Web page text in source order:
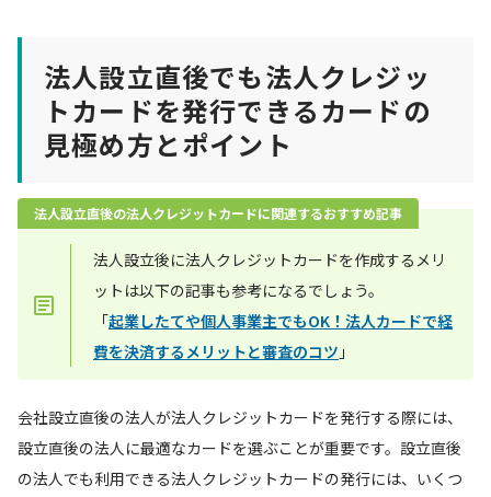
法人設立直後でも法人クレジッ
トカードを発行できるカードの
見極め方とポイント
法人設立直後の法人クレジットカードに関連するおすすめ記事
法人設立後に法人クレジットカードを作成するメリ
ットは以下の記事も参考になるでしょう。
「起業したてや個人事業主でもOK！法人カードで経
費を決済するメリットと審査のコツ 」
会社設立直後の法人が法人クレジットカードを発行する際には、
設立直後の法人に最適なカードを選ぶことが重要です。設立直後
の法人でも利用できる法人クレジットカードの発行には、いくつ